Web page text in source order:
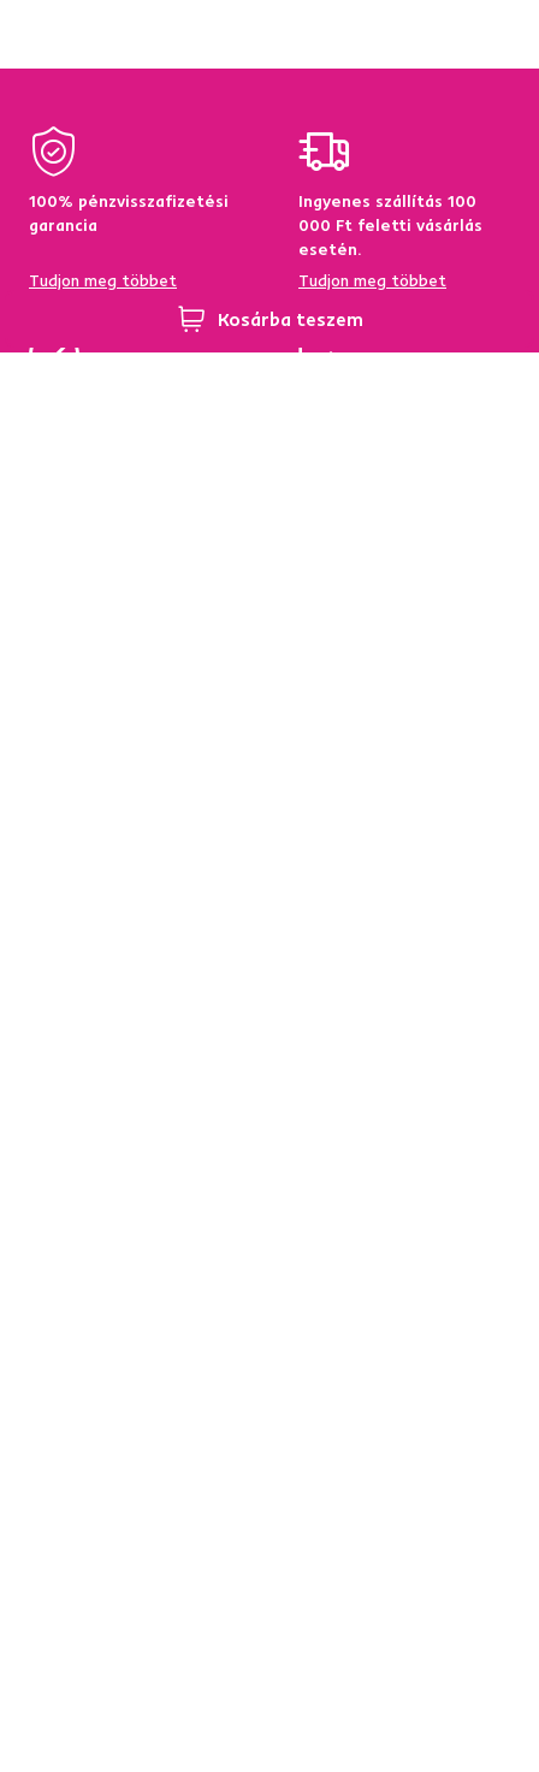
Kosárba teszem
100% pénzvisszafizetési
garancia
Tudjon meg többet
Ingyenes szállítás 100
000 Ft feletti vásárlás
esetén.
Tudjon meg többet